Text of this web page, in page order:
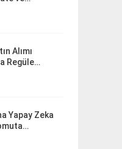
Alımı
Regüle…
Yapay Zeka